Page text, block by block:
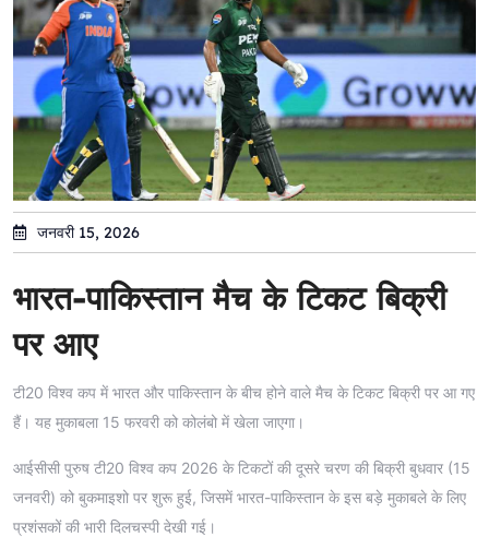
जनवरी 15, 2026
भारत-पाकिस्तान मैच के टिकट बिक्री
पर आए
टी20 विश्व कप में भारत और पाकिस्तान के बीच होने वाले मैच के टिकट बिक्री पर आ गए
हैं। यह मुकाबला 15 फरवरी को कोलंबो में खेला जाएगा।
आईसीसी पुरुष टी20 विश्व कप 2026 के टिकटों की दूसरे चरण की बिक्री बुधवार (15
जनवरी) को बुकमाइशो पर शुरू हुई, जिसमें भारत-पाकिस्तान के इस बड़े मुकाबले के लिए
प्रशंसकों की भारी दिलचस्पी देखी गई।